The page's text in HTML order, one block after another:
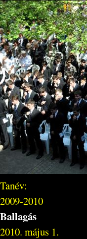
Tanév:
2009-2010
Ballagás
2010. május 1.